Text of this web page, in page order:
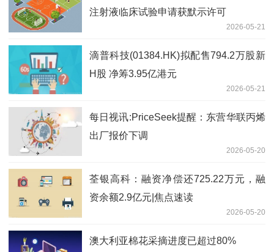
注射液临床试验申请获默示许可
2026-05-21
滴普科技(01384.HK)拟配售794.2万股新
H股 净筹3.95亿港元
2026-05-21
每日视讯:PriceSeek提醒：东营华联丙烯
出厂报价下调
2026-05-20
荃银高科：融资净偿还725.22万元，融
资余额2.9亿元|焦点速读
2026-05-20
澳大利亚棉花采摘进度已超过80%